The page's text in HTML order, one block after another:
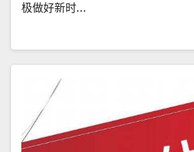
极做好新时…